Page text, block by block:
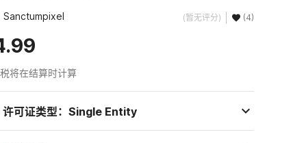
Sanctumpixel (暂无评分) (4)
将在结算时计算
许可证类型：Single Entity